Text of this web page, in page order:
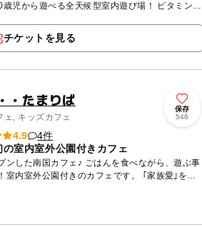
歳児から遊べる全天候型室内遊び場！ ビタミンカ
チケットを見る
・たまりば
ェ, キッズカフェ
保存
546
4.9
4件
の室内室外公園付きカフェ
ンした南国カフェ♪ ごはんを食べながら、遊ぶ事
室内室外公園付きのカフェです。 ｢家族愛｣をコ